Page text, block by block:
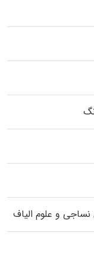
و علوم الیاف